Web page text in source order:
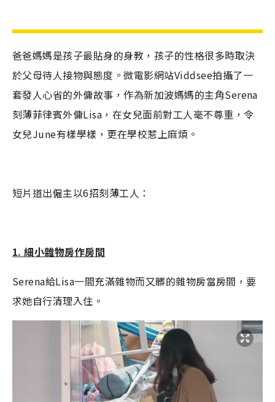
爸爸媽媽是孩子最貼身的身教，孩子的性格很多時取決
於父母待人接物與態度。微電影網站Viddsee拍攝了一
套發人心省的外傭故事，作為新加波媽媽的主角Serena
刻薄菲律賓外傭Lisa ，在女兒面前對工人毫不尊重，令
女兒June有樣學樣，更在學校惹上麻煩。
短片道出僱主以6招刻薄工人：
1.細小雜物房作房間
Serena給Lisa一間充滿雜物而又髒的雜物房當房間，要
求她自行清理入住。